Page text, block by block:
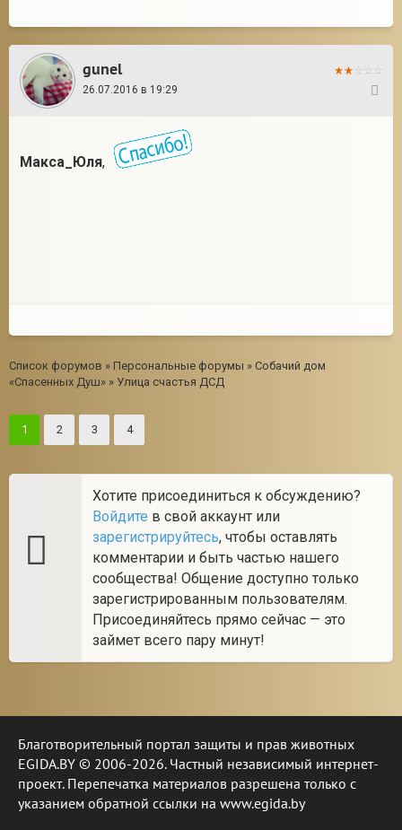
gunel
26.07.2016 в 19:29
Макса_Юля,
Список форумов » Персональные форумы » Собачий дом
«Спасенных Душ» » Улица счастья ДСД
1 2 3 4
Хотите присоединиться к обсуждению?
Войдите в свой аккаунт или
зарегистрируйтесь, чтобы оставлять
комментарии и быть частью нашего
сообщества! Общение доступно только
зарегистрированным пользователям.
Присоединяйтесь прямо сейчас — это
займет всего пару минут!
Благотворительный портал защиты и прав животных
EGIDA.BY © 2006-2026. Частный независимый интернет-
проект. Перепечатка материалов разрешена только с
указанием обратной ссылки на www.egida.by